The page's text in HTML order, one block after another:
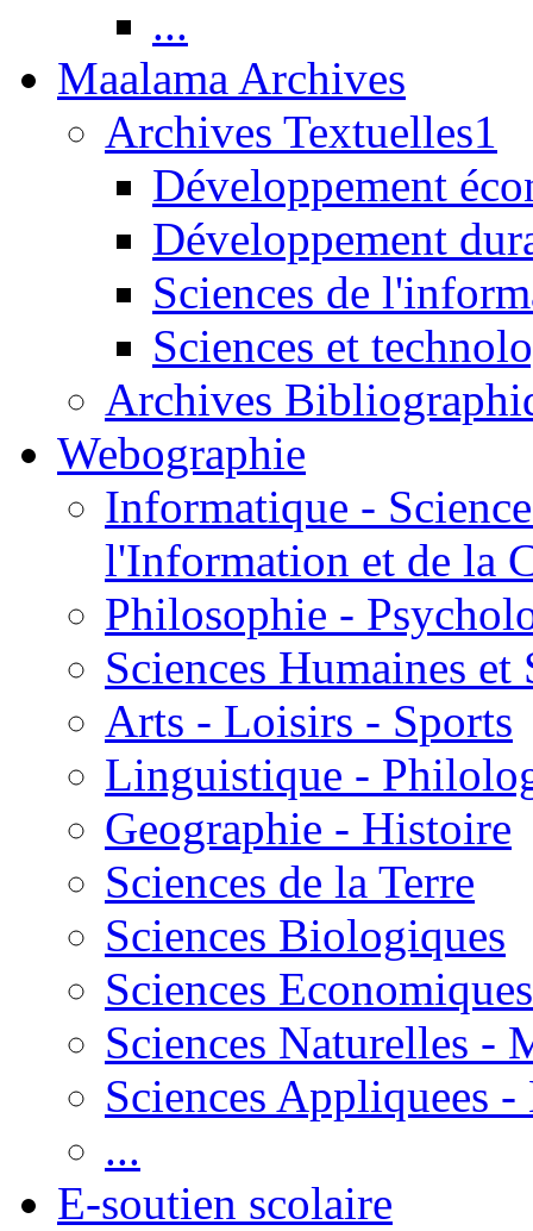
...
Maalama Archives
Archives Textuelles1
Développement
Développement
Sciences de
Sciences et
Archives
Webographie
Informatique -
l'Information et de la
Philosophie -
Sciences Humaines et
Arts - Loisirs - Sports
Linguistique -
Geographie - Histoire
Sciences de la Terre
Sciences Biologiques
Sciences Economiques
Sciences Naturelles -
Sciences Appliquees
...
E-soutien scolaire